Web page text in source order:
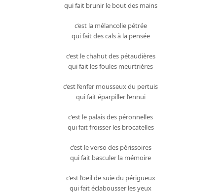
qui fait brunir le bout des mains
c’est la mélancolie pétrée
qui fait des cals à la pensée
c’est le chahut des pétaudières
qui fait les foules meurtrières
c’est l’enfer mousseux du pertuis
qui fait éparpiller l’ennui
c’est le palais des péronnelles
qui fait froisser les brocatelles
c’est le verso des périssoires
qui fait basculer la mémoire
c’est l’oeil de suie du périgueux
qui fait éclabousser les yeux